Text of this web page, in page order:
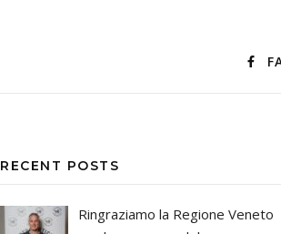
RECENT POSTS
Ringraziamo la Regione Veneto